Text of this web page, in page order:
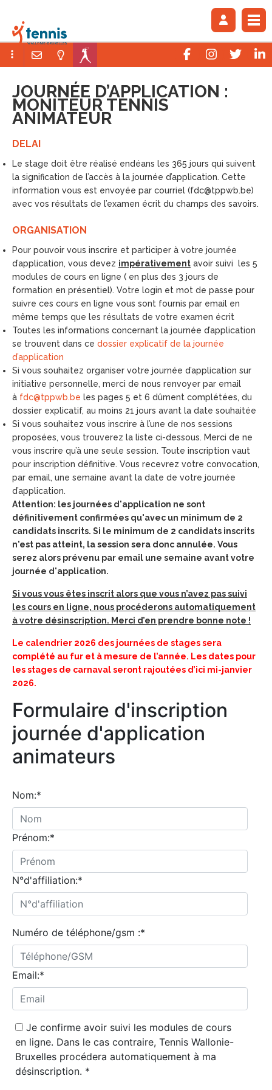
JOURNÉE D’APPLICATION :
MONITEUR TENNIS
ANIMATEUR
DELAI
Le stage doit être réalisé endéans les 365 jours qui suivent
la signification de l’accès à la journée d’application. Cette
information vous est envoyée par courriel (fdc@tppwb.be)
avec vos résultats de l’examen écrit du champs des savoirs.
ORGANISATION
Pour pouvoir vous inscrire et participer à votre journée
d’application, vous devez impérativement avoir suivi les 5
modules de cours en ligne ( en plus des 3 jours de
formation en présentiel). Votre login et mot de passe pour
suivre ces cours en ligne vous sont fournis par email en
même temps que les résultats de votre examen écrit
Toutes les informations concernant la journée d’application
se trouvent dans ce dossier explicatif de la journée
d’application
Si vous souhaitez organiser votre journée d’application sur
initiative personnelle, merci de nous renvoyer par email
à fdc@tppwb.be les pages 5 et 6 dûment complétées, du
dossier explicatif, au moins 21 jours avant la date souhaitée
Si vous souhaitez vous inscrire à l’une de nos sessions
proposées, vous trouverez la liste ci-dessous. Merci de ne
vous inscrire qu’à une seule session. Toute inscription vaut
pour inscription définitive. Vous recevrez votre convocation,
par email, une semaine avant la date de votre journée
d’application.
Attention: les journées d'application ne sont
définitivement confirmées qu'avec un minimum de 2
candidats inscrits. Si le minimum de 2 candidats inscrits
n'est pas atteint, la session sera donc annulée. Vous
serez alors prévenu par email une semaine avant votre
journée d'application.
Si vous vous êtes inscrit alors que vous n’avez pas suivi
les cours en ligne, nous procéderons automatiquement
à votre désinscription. Merci d’en prendre bonne note !
Le calendrier 2026 des journées de stages sera
complété au fur et à mesure de l’année. Les dates pour
les stages de carnaval seront rajoutées d’ici mi-janvier
2026.